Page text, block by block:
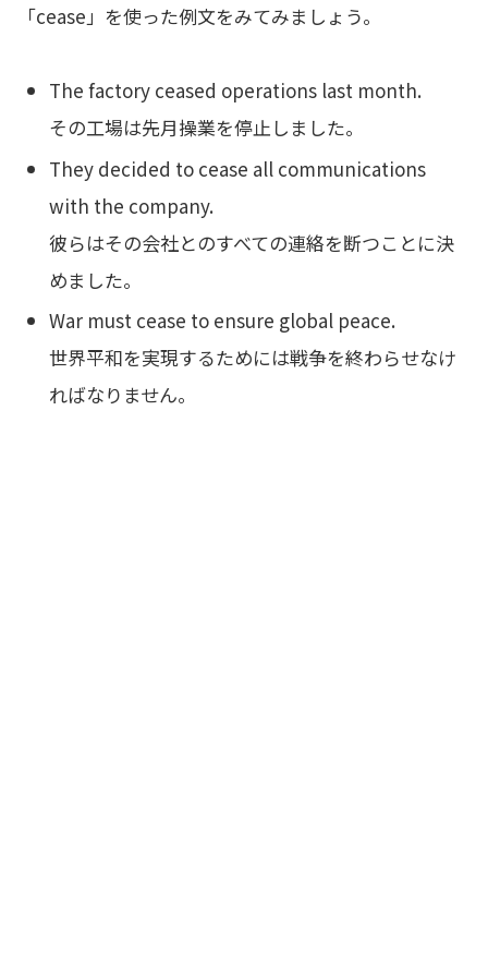
「cease」を使った例文をみてみましょう。
The factory ceased operations last month.
その工場は先月操業を停止しました。
They decided to cease all communications
with the company.
彼らはその会社とのすべての連絡を断つことに決
めました。
War must cease to ensure global peace.
世界平和を実現するためには戦争を終わらせなけ
ればなりません。